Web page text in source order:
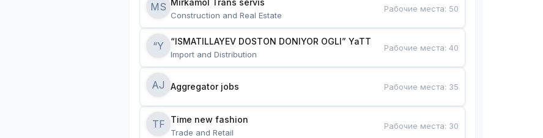
MS
Construction and Real Estate
Рабочие места: 50
“Y “ISMATILLAYEV DOSTON DONIYOR OGLI” YaTT
Import and Distribution
Рабочие места:40
AJ Aggregator jobs Рабочие места: 35
TF Time new fashion
Trade and Retail
Рабочие места: 30